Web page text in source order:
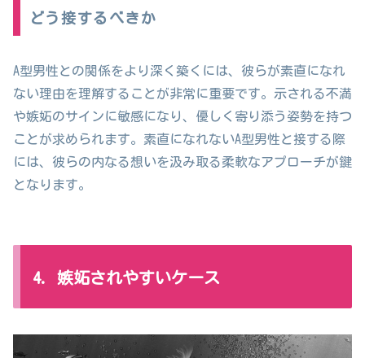
どう接するべきか
A型男性との関係をより深く築くには、彼らが素直になれ
ない理由を理解することが非常に重要です。示される不満
や嫉妬のサインに敏感になり、優しく寄り添う姿勢を持つ
ことが求められます。素直になれないA型男性と接する際
には、彼らの内なる想いを汲み取る柔軟なアプローチが鍵
となります。
4. 嫉妬されやすいケース